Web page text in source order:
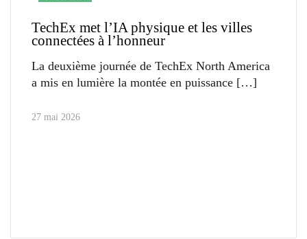
TechEx met l’IA physique et les villes
connectées à l’honneur
La deuxième journée de TechEx North America
a mis en lumière la montée en puissance
27 mai 2026